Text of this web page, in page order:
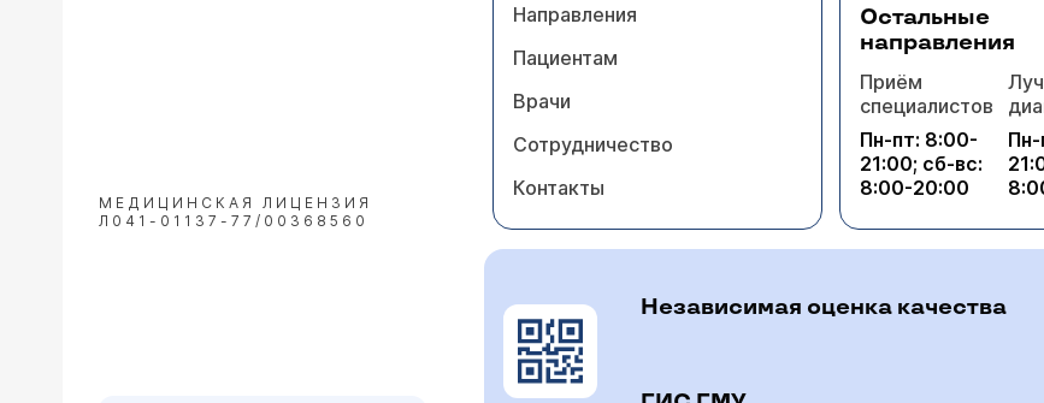
МЕДИЦИНСКАЯ ЛИЦЕНЗИЯ
Л041-01137-77/00368560
Направления
Пациентам
Врачи
Сотрудничество
Контакты
Остальные
направления
Приём
специалистов
Пн-пт: 8:00-
21:00; сб-вс:
8:00-20:00
Независимая оценка качества